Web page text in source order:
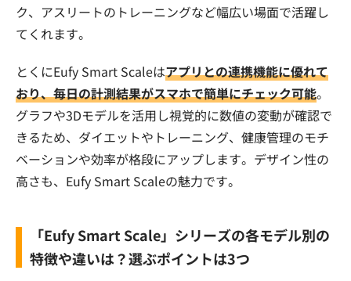
ク、アスリートのトレーニングなど幅広い場面で活躍し
てくれます。
とくにEufy Smart Scaleはアプリとの連携機能に優れて
おり、毎日の計測結果がスマホで簡単にチェック可能。
グラフや3Dモデルを活用し視覚的に数値の変動が確認で
きるため、ダイエットやトレーニング、健康管理のモチ
ベーションや効率が格段にアップします。デザイン性の
高さも、Eufy Smart Scaleの魅力です。
「Eufy Smart Scale」シリーズの各モデル別の
特徴や違いは？選ぶポイントは3つ